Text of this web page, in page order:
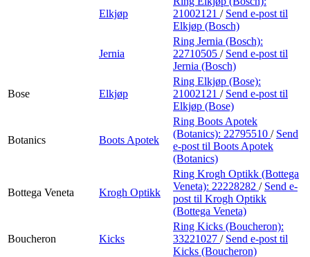
Elkjøp
21002121 / Send e-post til
Elkjøp (Bosch)
Jernia
Ring Jernia (Bosch):
22710505 / Send e-post til
Jernia (Bosch)
Bose Elkjøp
Ring Elkjøp (Bose):
21002121 / Send e-post til
Elkjøp (Bose)
Botanics Boots Apotek
Ring Boots Apotek
(Botanics): 22795510 / Send
e-post til Boots Apotek
(Botanics)
Bottega Veneta Krogh Optikk
Ring Krogh Optikk (Bottega
Veneta): 22228282 / Send e-
post til Krogh Optikk
(Bottega Veneta)
Boucheron Kicks
Ring Kicks (Boucheron):
33221027 / Send e-post til
Kicks (Boucheron)